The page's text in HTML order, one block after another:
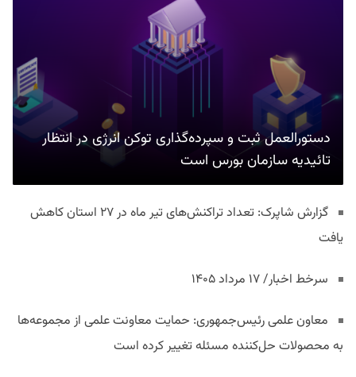
دستورالعمل ثبت و سپرده‌گذاری توکن انرژی در انتظار
تائیدیه سازمان بورس است
گزارش شاپرک: تعداد تراکنش‌های تیر ماه در ۲۷ استان‌ کاهش
یافت
سرخط اخبار/ ۱۷ مرداد ۱۴۰۵
معاون علمی رئیس‌جمهوری: حمایت معاونت علمی از مجموعه‌ها
به محصولات حل‌کننده مسئله تغییر کرده است